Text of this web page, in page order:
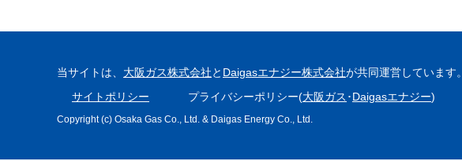
当サイトは、 大阪ガス株式会社と Daigasエナジー株式会社が共同運営しています。
サイトポリシー
プライバシーポリシー(大阪ガス ･Daigasエナジー)
Copyright (c) Osaka Gas Co., Ltd. & Daigas Energy Co., Ltd.